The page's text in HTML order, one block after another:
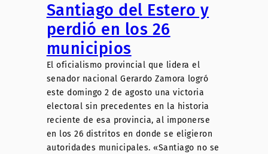
Santiago del Estero y
perdió en los 26
municipios
El oficialismo provincial que lidera el
senador nacional Gerardo Zamora logró
este domingo 2 de agosto una victoria
electoral sin precedentes en la historia
reciente de esa provincia, al imponerse
en los 26 distritos en donde se eligieron
autoridades municipales. «Santiago no se